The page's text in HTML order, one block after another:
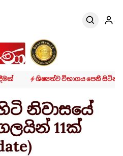
ශිෂ්‍යත්ව විභාගය පෙනී සිටින
නිවාසයේ
11ක්